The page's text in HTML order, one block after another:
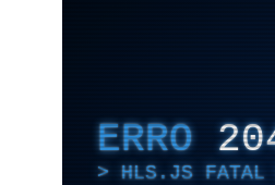
ERRO
HLS.JS FATAL